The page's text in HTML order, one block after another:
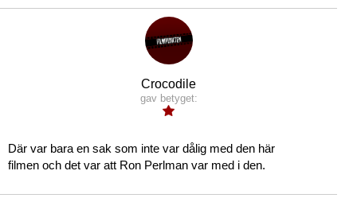
Crocodile
gav betyget:
Där var bara en sak som inte var dålig med den här
filmen och det var att Ron Perlman var med i den.